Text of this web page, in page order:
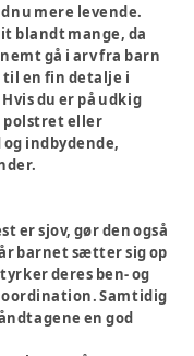
mere levende.
blandt mange, da
gå i arv fra barn
til en fin detalje i
du er på udkig
polstret eller
indbydende,
er sjov, gør den også
barnet sætter sig op
deres ben- og
Samtidig
en god